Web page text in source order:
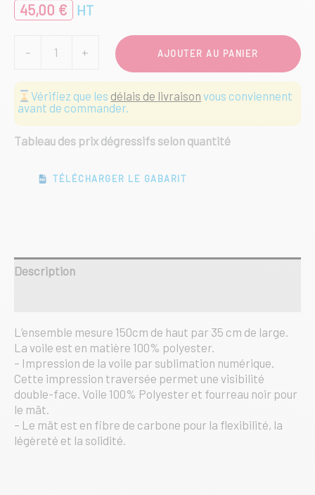
45,00 € HT
-
Wind
Flag
d'intérieur
1m50
+ AJOUTER AU PANIER
Vérifiez que les délais de livraison vous conviennent
avant de commander.
Tableau des prix dégressifs selon quantité
TÉLÉCHARGER LE GABARIT
Description
L’ensemble mesure 150cm de haut par 35 cm de large.
La voile est en matière 100% polyester.
– Impression de la voile par sublimation numérique.
Cette impression traversée permet une visibilité
double-face. Voile 100% Polyester et fourreau noir pour
le mât.
– Le mât est en fibre de carbone pour la flexibilité, la
légèreté et la solidité.